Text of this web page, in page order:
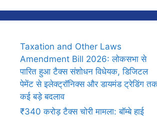
Taxation and Other Laws
Amendment Bill 2026: लोकसभा से
पारित हुआ टैक्स संशोधन विधेयक, डिजिटल
पेमेंट से इलेक्ट्रॉनिक्स और डायमंड ट्रेडिंग
कई बड़े बदलाव
₹340 करोड़ टैक्स चोरी मामला: बॉम्बे हाई